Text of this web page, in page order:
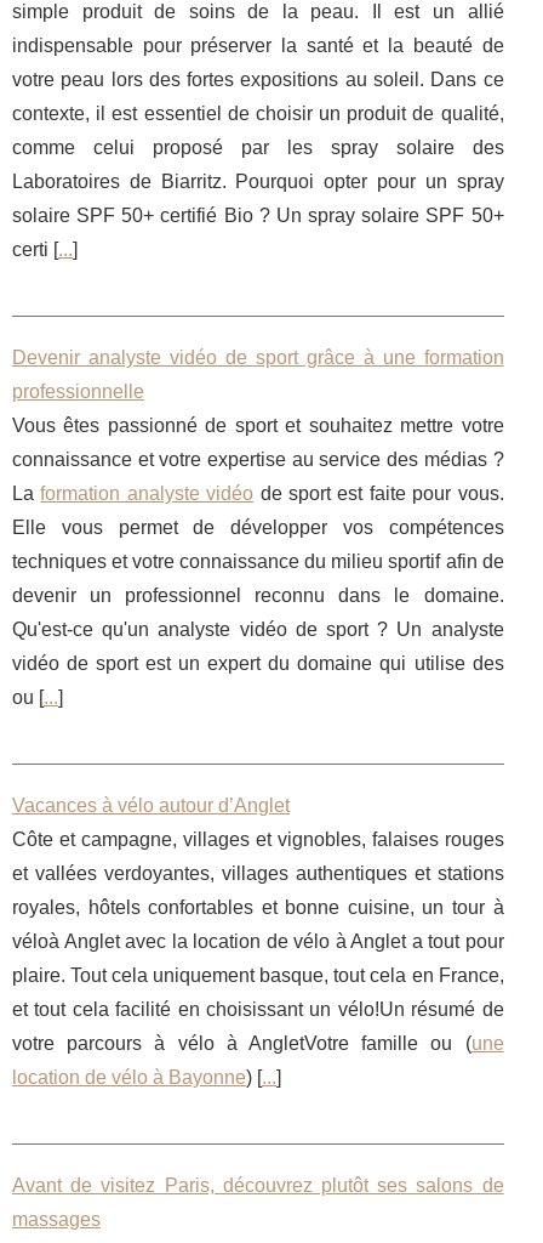
simple produit de soins de la peau. Il est un allié
indispensable pour préserver la santé et la beauté de
votre peau lors des fortes expositions au soleil. Dans ce
contexte, il est essentiel de choisir un produit de qualité,
comme celui proposé par les spray solaire des
Laboratoires de Biarritz. Pourquoi opter pour un spray
solaire SPF 50+ certifié Bio ? Un spray solaire SPF 50+
certi [...]
Devenir analyste vidéo de sport grâce à une formation
professionnelle
Vous êtes passionné de sport et souhaitez mettre votre
connaissance et votre expertise au service des médias ?
Laformation analyste vidéo de sport est faite pour vous.
Elle vous permet de développer vos compétences
techniques et votre connaissance du milieu sportif afin de
devenir un professionnel reconnu dans le domaine.
Qu'est-ce qu'un analyste vidéo de sport ? Un analyste
vidéo de sport est un expert du domaine qui utilise des
ou [...]
Vacances à vélo autour d’Anglet
Côte et campagne, villages et vignobles, falaises rouges
et vallées verdoyantes, villages authentiques et stations
royales, hôtels confortables et bonne cuisine, un tour à
véloà Anglet avec la location de vélo à Anglet a tout pour
plaire. Tout cela uniquement basque, tout cela en France,
et tout cela facilité en choisissant un vélo!Un résumé de
votre parcours à vélo à AngletVotre famille ou (une
location de vélo à Bayonne) [...]
Avant de visitez Paris, découvrez plutôt ses salons de
massages